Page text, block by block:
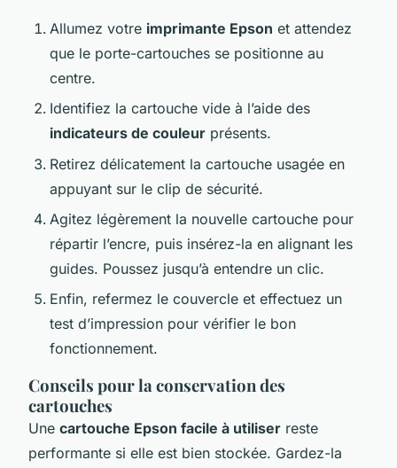
Allumez votre imprimante Epson et attendez
que le porte-cartouches se positionne au
centre.
Identifiez la cartouche vide à l’aide des
indicateurs de couleur présents.
Retirez délicatement la cartouche usagée en
appuyant sur le clip de sécurité.
Agitez légèrement la nouvelle cartouche pour
répartir l’encre, puis insérez-la en alignant les
guides. Poussez jusqu’à entendre un clic.
Enfin, refermez le couvercle et effectuez un
test d’impression pour vérifier le bon
fonctionnement.
Conseils pour la conservation des
cartouches
Une cartouche Epson facile à utiliser reste
performante si elle est bien stockée. Gardez-la